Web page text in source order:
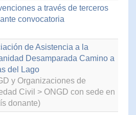
a través de terceros
convocatoria
de Asistencia a la
Desamparada Camino a
del Lago
y Organizaciones de
Civil > ONGD con sede en
donante)